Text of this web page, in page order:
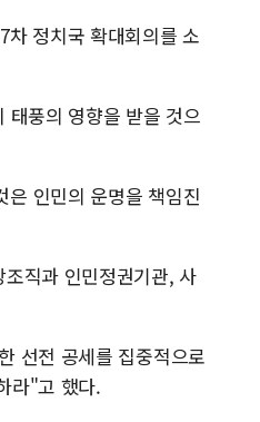
주한미군 "오산기지 누출, 백린 아닌
폐염산처리업체서 불 2시간30여
원도 폭염특보 11일째…온열질환·가
정치국 확대회의를 소
태풍의 영향을 받을 것으
인민의 운명을 책임진
직과 인민정권기관, 사
선전 공세를 집중적으로
라"고 했다.